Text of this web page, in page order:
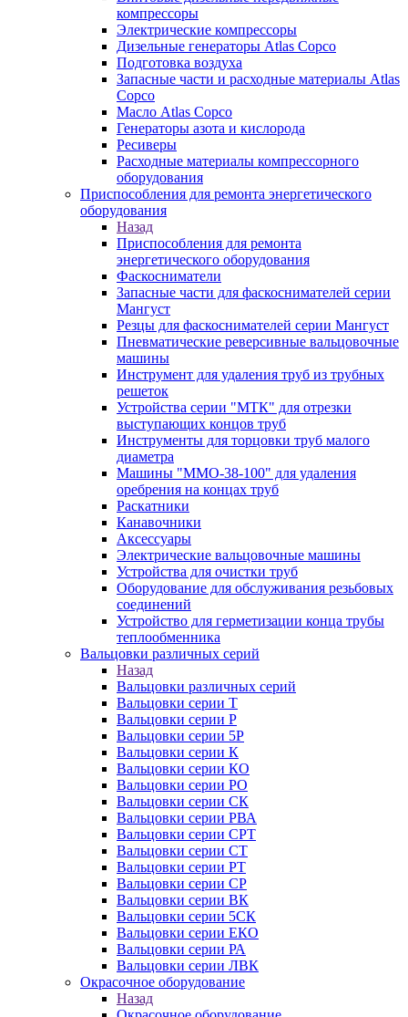
компрессоры
Электрические компрессоры
Дизельные генераторы Atlas Copco
Подготовка воздуха
Запасные части и расходные материалы Atlas
Copco
Масло Atlas Copco
Генераторы азота и кислорода
Ресиверы
Расходные материалы компрессорного
оборудования
Приспособления для ремонта энергетического
оборудования
Назад
Приспособления для ремонта
энергетического оборудования
Фаскосниматели
Запасные части для фаскоснимателей серии
Мангуст
Резцы для фаскоснимателей серии Мангуст
Пневматические реверсивные вальцовочные
машины
Инструмент для удаления труб из трубных
решеток
Устройства серии "МТК" для отрезки
выступающих концов труб
Инструменты для торцовки труб малого
диаметра
Машины "ММО-38-100" для удаления
оребрения на концах труб
Раскатники
Канавочники
Аксессуары
Электрические вальцовочные машины
Устройства для очистки труб
Оборудование для обслуживания резьбовых
соединений
Устройство для герметизации конца трубы
теплообменника
Вальцовки различных серий
Назад
Вальцовки различных серий
Вальцовки серии Т
Вальцовки серии Р
Вальцовки серии 5Р
Вальцовки серии К
Вальцовки серии КО
Вальцовки серии РО
Вальцовки серии СК
Вальцовки серии РВА
Вальцовки серии СРТ
Вальцовки серии СТ
Вальцовки серии РТ
Вальцовки серии СР
Вальцовки серии ВК
Вальцовки серии 5СК
Вальцовки серии ЕКО
Вальцовки серии РА
Вальцовки серии ЛВК
Окрасочное оборудование
Назад